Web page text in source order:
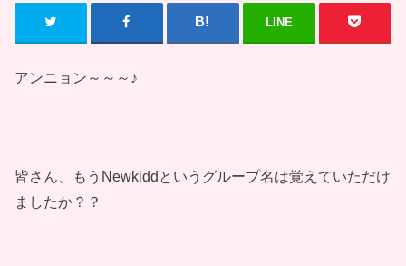
LINE
アンニョン～～～♪
皆さん、もうNewkiddというグループ名は覚えていただけ
ましたか？？